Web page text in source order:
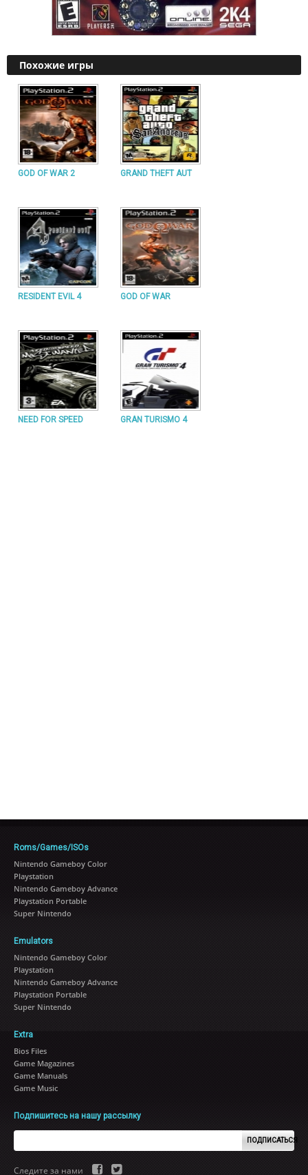
Похожие игры
GOD OF WAR 2 GRAND THEFT AUT
RESIDENT EVIL 4 GOD OF WAR
NEED FOR SPEED GRAN TURISMO 4
Roms/Games/ISOs
Nintendo Gameboy Color
Playstation
Nintendo Gameboy Advance
Playstation Portable
Super Nintendo
Emulators
Nintendo Gameboy Color
Playstation
Nintendo Gameboy Advance
Playstation Portable
Super Nintendo
Extra
Bios Files
Game Magazines
Game Manuals
Game Music
Подпишитесь на нашу рассылку
ПОДПИСАТЬСЯ
Следите за нами